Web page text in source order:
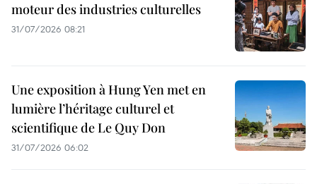
moteur des industries culturelles
31/07/2026 08:21
Une exposition à Hung Yen met en
lumière l’héritage culturel et
scientifique de Le Quy Don
31/07/2026 06:02